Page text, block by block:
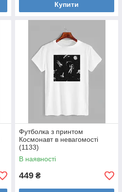
Купити
Футболка з принтом
Космонавт в невагомості
(1133)
В наявності
449 ₴